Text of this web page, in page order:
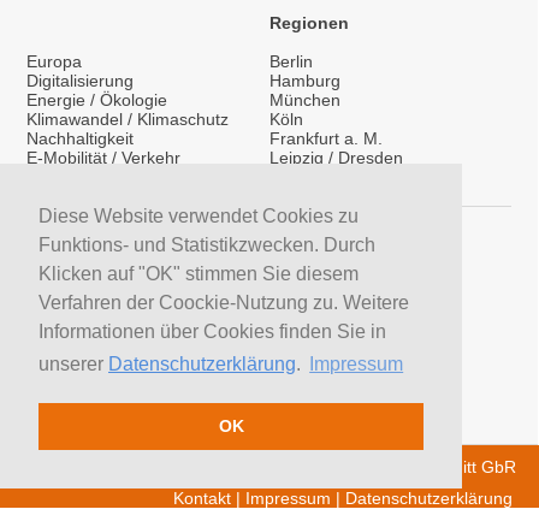
Diese Website verwendet Cookies zu
Funktions- und Statistikzwecken. Durch
Klicken auf "OK" stimmen Sie diesem
Verfahren der Coockie-Nutzung zu. Weitere
Informationen über Cookies finden Sie in
unserer Datenschutzerklärung. Impressum
OK
Europa
Digitalisierung
Energie / Ökologie
Klimawandel / Klimaschutz
Nachhaltigkeit
E-Mobilität / Verkehr
Vorträge / Keynotes
Regionen
Berlin
Hamburg
München
Köln
Frankfurt a. M.
Leipzig / Dresden
Service
LinkedIn
YouTube Moderatoren
YouTube Referenten
H&S News
Moderatoren suchen
Trainer suchen
© 2026 H&S Medienservice - Tobias Hoffmann Rita Schmitt GbR
Kontakt | Impressum | Datenschutzerklärung